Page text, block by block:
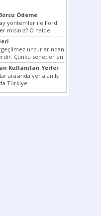
Ödeme
yöntemler ile Ford
misiniz? O halde
unsurlarından
Çünkü senetler en
araçlarıdır. Taksitler...
Kullanılan Yerler
arasında yer alan İş
Türkiye